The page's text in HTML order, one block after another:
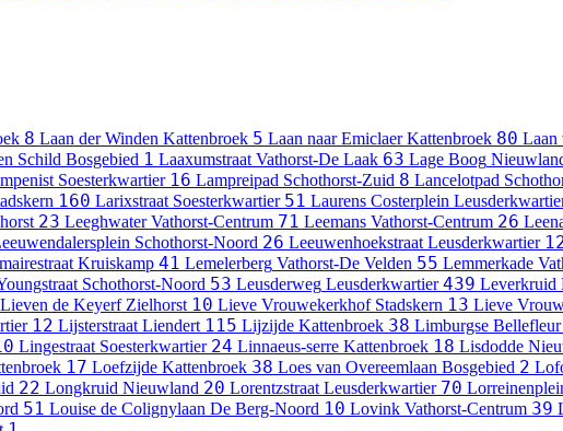
8 Laan der Winden Kattenbroek 5 Laan naar Emiclaer Kattenbroek 80 Laan
Schild Bosgebied 1 Laaxumstraat Vathorst-De Laak 63 Lage Boog
Soesterkwartier 16 Lampreipad Schothorst-Zuid 8 Lancelotpad
160 Larixstraat Soesterkwartier 51 Laurens Costerplein
23 Leeghwater Vathorst-Centrum 71 Leemans Vathorst-Centrum 26
Schothorst-Noord 26 Leeuwenhoekstraat Leusderkwartier
Kruiskamp 41 Lemelerberg Vathorst-De Velden 55 Lemmerkade
Schothorst-Noord 53 Leusderweg Leusderkwartier 439 Leverkruid
Lieven de Keyerf Zielhorst 10 Lieve Vrouwekerkhof Stadskern 13 Lieve
12 Lijsterstraat Liendert 115 Lijzijde Kattenbroek 38 Limburgse Bellefleur
Lingestraat Soesterkwartier 24 Linnaeus-serre Kattenbroek 18 Lisdodde
17 Loefzijde Kattenbroek 38 Loes van Overeemlaan Bosgebied 2
22 Longkruid Nieuwland 20 Lorentzstraat Leusderkwartier 70
51 Louise de Colignylaan De Berg-Noord 10 Lovink Vathorst-Centrum 39